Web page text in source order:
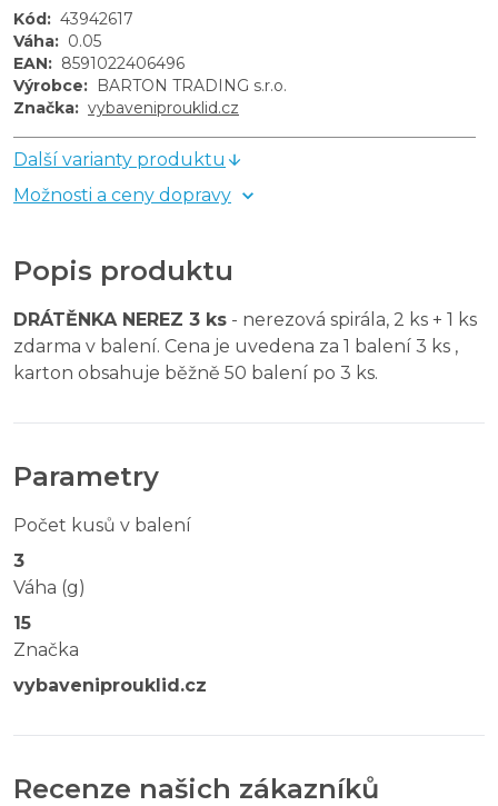
Kód: 43942617
Váha: 0.05
EAN: 8591022406496
Výrobce: BARTON TRADING s.r.o.
Značka: vybaveniprouklid.cz
Další varianty produktu
Možnosti a ceny dopravy
Popis produktu
DRÁTĚNKA NEREZ 3 ks - nerezová spirála, 2 ks + 1 ks
zdarma v balení. Cena je uvedena za 1 balení 3 ks ,
karton obsahuje běžně 50 balení po 3 ks.
Parametry
Počet kusů v balení
3
Váha (g)
15
Značka
vybaveniprouklid.cz
Recenze našich zákazníků